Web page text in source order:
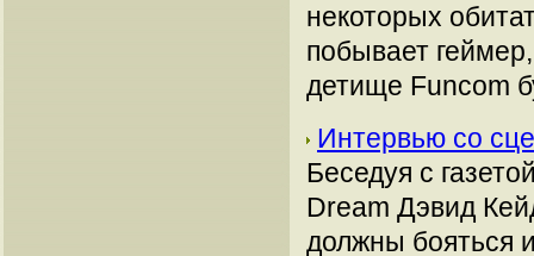
некоторых
побывает
детище Funcom
Интервью со
Беседуя с
Dream Дэвид
должны бояться